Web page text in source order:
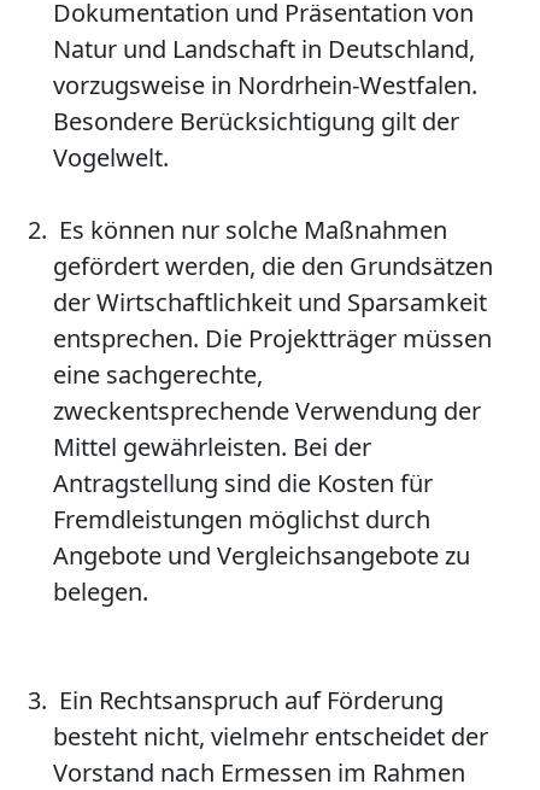
Dokumentation und Präsentation von
Natur und Landschaft in Deutschland,
vorzugsweise in Nordrhein-Westfalen.
Besondere Berücksichtigung gilt der
Vogelwelt.
Es können nur solche Maßnahmen
gefördert werden, die den Grundsätzen
der Wirtschaftlichkeit und Sparsamkeit
entsprechen. Die Projektträger müssen
eine sachgerechte,
zweckentsprechende Verwendung der
Mittel gewährleisten. Bei der
Antragstellung sind die Kosten für
Fremdleistungen möglichst durch
Angebote und Vergleichsangebote zu
belegen.
Ein Rechtsanspruch auf Förderung
besteht nicht, vielmehr entscheidet der
Vorstand nach Ermessen im Rahmen